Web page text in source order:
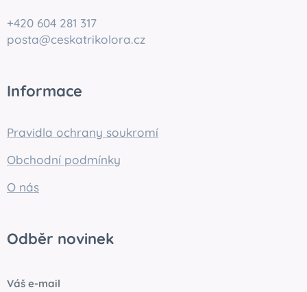
+420 604 281 317
posta@ceskatrikolora.cz
Informace
Pravidla ochrany soukromí
Obchodní podmínky
O nás
Odběr novinek
Váš e-mail